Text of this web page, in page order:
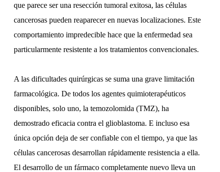
que parece ser una resección tumoral exitosa, las células
cancerosas pueden reaparecer en nuevas localizaciones. Este
comportamiento impredecible hace que la enfermedad sea
particularmente resistente a los tratamientos convencionales.
A las dificultades quirúrgicas se suma una grave limitación
farmacológica. De todos los agentes quimioterapéuticos
disponibles, solo uno, la temozolomida (TMZ), ha
demostrado eficacia contra el glioblastoma. E incluso esa
única opción deja de ser confiable con el tiempo, ya que las
células cancerosas desarrollan rápidamente resistencia a ella.
El desarrollo de un fármaco completamente nuevo lleva un